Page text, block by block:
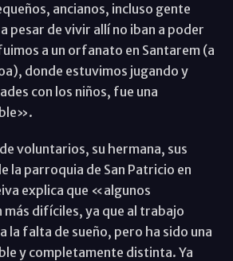
ancianos, incluso gente
pesar de vivir allí no iban a poder
a un orfanato en Santarem (a
donde estuvimos jugando y
con los niños, fue una
voluntarios, su hermana, sus
la parroquia de San Patricio en
explica que «algunos
difíciles, ya que al trabajo
la falta de sueño, pero ha sido una
y completamente distinta. Ya